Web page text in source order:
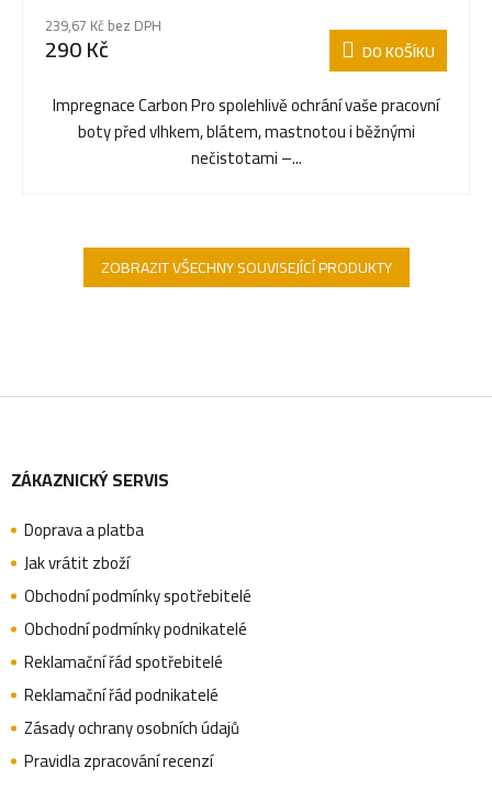
239,67 Kč bez DPH
290 Kč DO KOŠÍKU
Impregnace Carbon Pro spolehlivě ochrání vaše pracovní
boty před vlhkem, blátem, mastnotou i běžnými
nečistotami –...
ZOBRAZIT VŠECHNY SOUVISEJÍCÍ PRODUKTY
á
p
a
t
ZÁKAZNICKÝ SERVIS
Doprava a platba
Jak vrátit zboží
Obchodní podmínky spotřebitelé
Obchodní podmínky podnikatelé
Reklamační řád spotřebitelé
Reklamační řád podnikatelé
Zásady ochrany osobních údajů
Pravidla zpracování recenzí